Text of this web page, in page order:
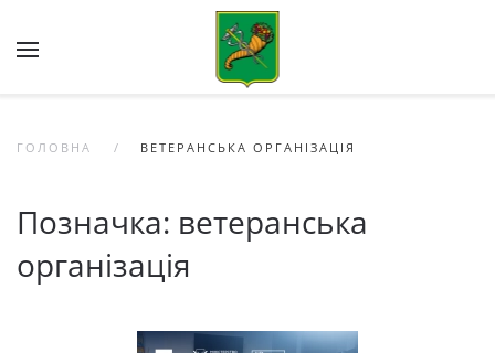
Skip to main content
ГОЛОВНА ВЕТЕРАНСЬКА ОРГАНІЗАЦІЯ
Позначка: ветеранська
організація